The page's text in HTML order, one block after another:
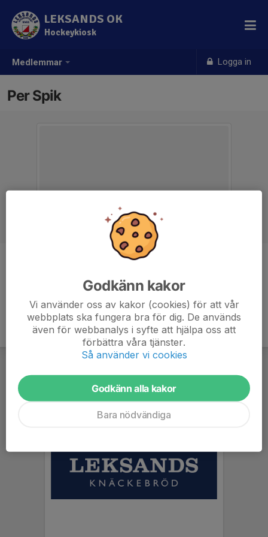
Medlemmar Logga in
LEKSANDS OK
Hockeykiosk
Per Spik
Godkänn kakor
Vi använder oss av kakor (cookies) för att vår
webbplats ska fungera bra för dig. De används
även för webbanalys i syfte att hjälpa oss att
förbättra våra tjänster.
Så använder vi cookies
Godkänn alla kakor
Bara nödvändiga